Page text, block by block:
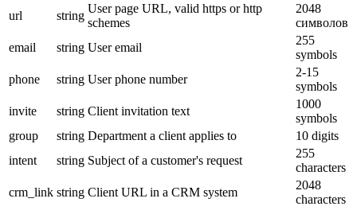
url
string
User page URL, valid https or http
schemes
2048
символов
email
string User email
255
symbols
phone
string User phone number
2-15
symbols
invite
string Client invitation text
1000
symbols
group
string Department a client applies to
10 digits
intent
string Subject of a customer's request
255
characters
crm_link string Client URL in a CRM system
2048
characters